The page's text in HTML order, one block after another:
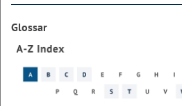
Glossar